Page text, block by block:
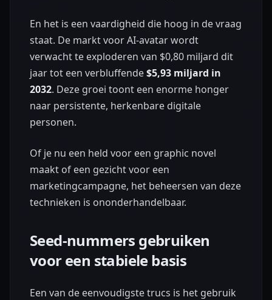
En het is een vaardigheid die hoog in de vraag
staat. De markt voor AI-avatar wordt
verwacht te exploderen van $0,80 miljard dit
jaar tot een verbluffende$5,93 miljard in
2032. Deze groei toont een enorme honger
naar persistente, herkenbare digitale
personen.
Of je nu een held voor een graphic novel
maakt of een gezicht voor een
marketingcampagne, het beheersen van deze
technieken is ononderhandelbaar.
Seed-nummers gebruiken
voor een stabiele basis
Een van de eenvoudigste trucs is het gebruik